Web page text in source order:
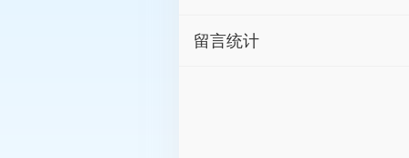
留言统计